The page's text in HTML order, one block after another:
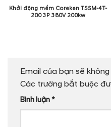
Khởi động mềm Coreken TSSM-4T-
200 3P 380V 200kw
Email của bạn sẽ
Các trường bắt buộc
Bình luận*